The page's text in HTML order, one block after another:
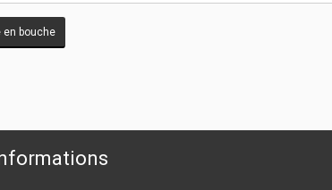
en bouche